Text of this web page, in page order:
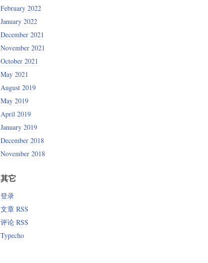
February 2022
January 2022
December 2021
November 2021
October 2021
May 2021
August 2019
May 2019
April 2019
January 2019
December 2018
November 2018
其它
登录
文章 RSS
评论 RSS
Typecho